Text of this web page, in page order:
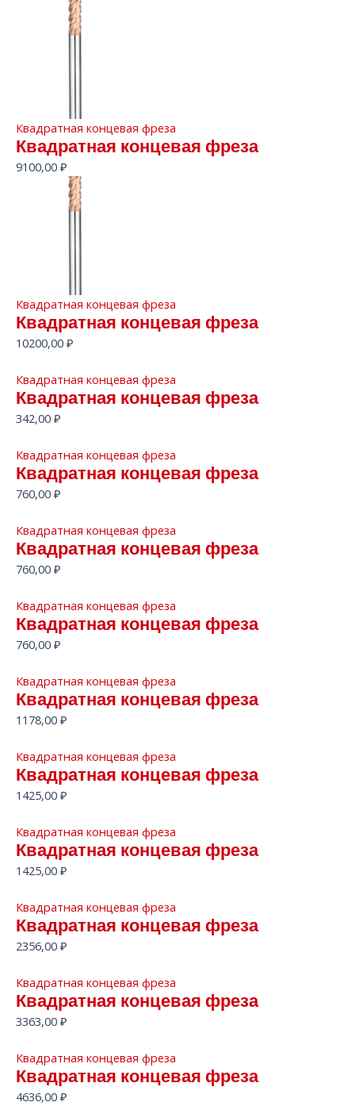
Квадратная концевая фреза
Квадратная концевая фреза
9100,00 ₽
Квадратная концевая фреза
Квадратная концевая фреза
10200,00 ₽
Квадратная концевая фреза
Квадратная концевая фреза
342,00 ₽
Квадратная концевая фреза
Квадратная концевая фреза
760,00 ₽
Квадратная концевая фреза
Квадратная концевая фреза
760,00 ₽
Квадратная концевая фреза
Квадратная концевая фреза
760,00 ₽
Квадратная концевая фреза
Квадратная концевая фреза
1178,00 ₽
Квадратная концевая фреза
Квадратная концевая фреза
1425,00 ₽
Квадратная концевая фреза
Квадратная концевая фреза
1425,00 ₽
Квадратная концевая фреза
Квадратная концевая фреза
2356,00 ₽
Квадратная концевая фреза
Квадратная концевая фреза
3363,00 ₽
Квадратная концевая фреза
Квадратная концевая фреза
4636,00 ₽